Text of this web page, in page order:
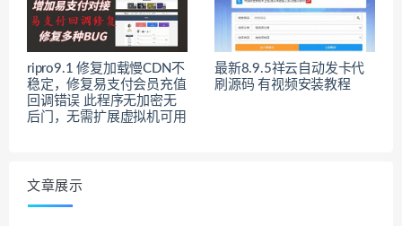
ripro9.1 修复加载慢CDN不
稳定，修复易支付会员充值
回调错误 此程序无加密无
后门，无需扩展虚拟机可用
最新8.9.5祥云自动发卡代
刷源码 有视频安装教程
文章展示